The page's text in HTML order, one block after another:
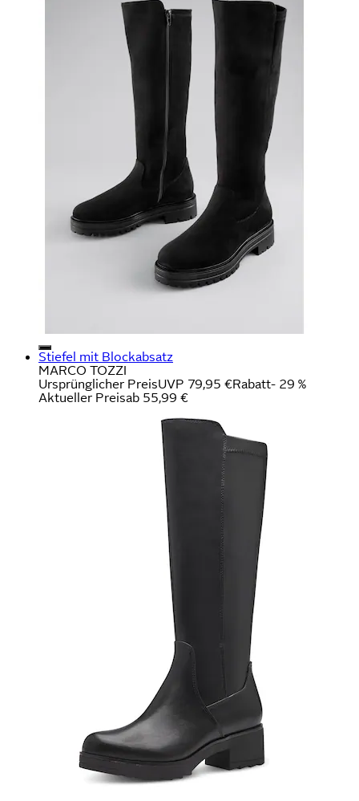
Stiefel mit Blockabsatz
MARCO TOZZI
Ursprünglicher PreisUVP 79,95 €Rabatt- 29 %
Aktueller Preisab 55,99 €